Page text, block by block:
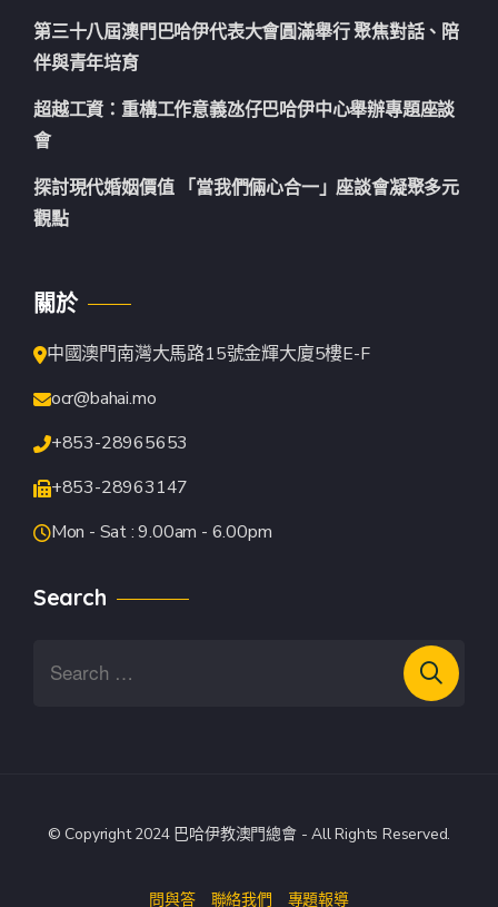
第三十八屆澳門巴哈伊代表大會圓滿舉行 聚焦對話、陪
伴與青年培育
超越工資：重構工作意義氹仔巴哈伊中心舉辦專題座談
會
探討現代婚姻價值 「當我們倆心合一」座談會凝聚多元
觀點
關於
中國澳門南灣大馬路15號金輝大廈5樓E-F
ocr@bahai.mo
+853-28965653
+853-28963147
Mon - Sat : 9.00am - 6.00pm
Search
© Copyright 2024 巴哈伊教澳門總會 - All Rights Reserved.
問與答 聯絡我們 專題報導